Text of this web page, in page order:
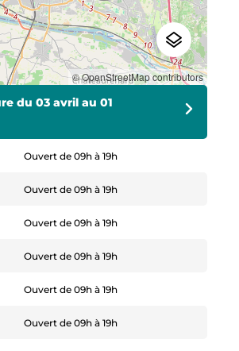
© OpenStreetMap contributors
du 03 avril au 01
Ouvert de 09h à 19h
Ouvert de 09h à 19h
Ouvert de 09h à 19h
Ouvert de 09h à 19h
Ouvert de 09h à 19h
Ouvert de 09h à 19h
du 02 novembre au 18
Ouvert de 10h à 17h
Ouvert de 10h à 17h
Ouvert de 10h à 17h
Ouvert de 10h à 17h
Ouvert de 10h à 17h
Ouvert de 10h à 17h
du 19 décembre au 31
Ouvert de 10h à 18h
Ouvert de 10h à 18h
Ouvert de 10h à 18h
Ouvert de 10h à 18h
Ouvert de 10h à 18h
Ouvert de 10h à 18h